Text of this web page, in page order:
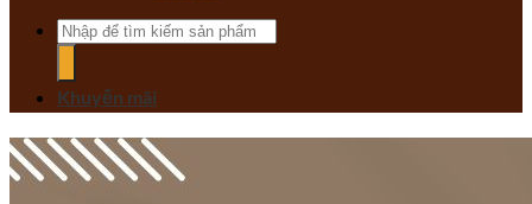
Tìm
kiếm:
Khuyến mãi